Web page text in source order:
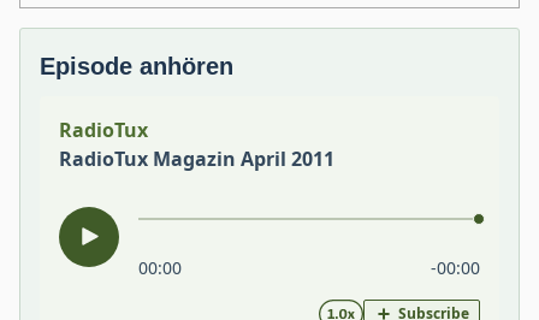
Episode anhören